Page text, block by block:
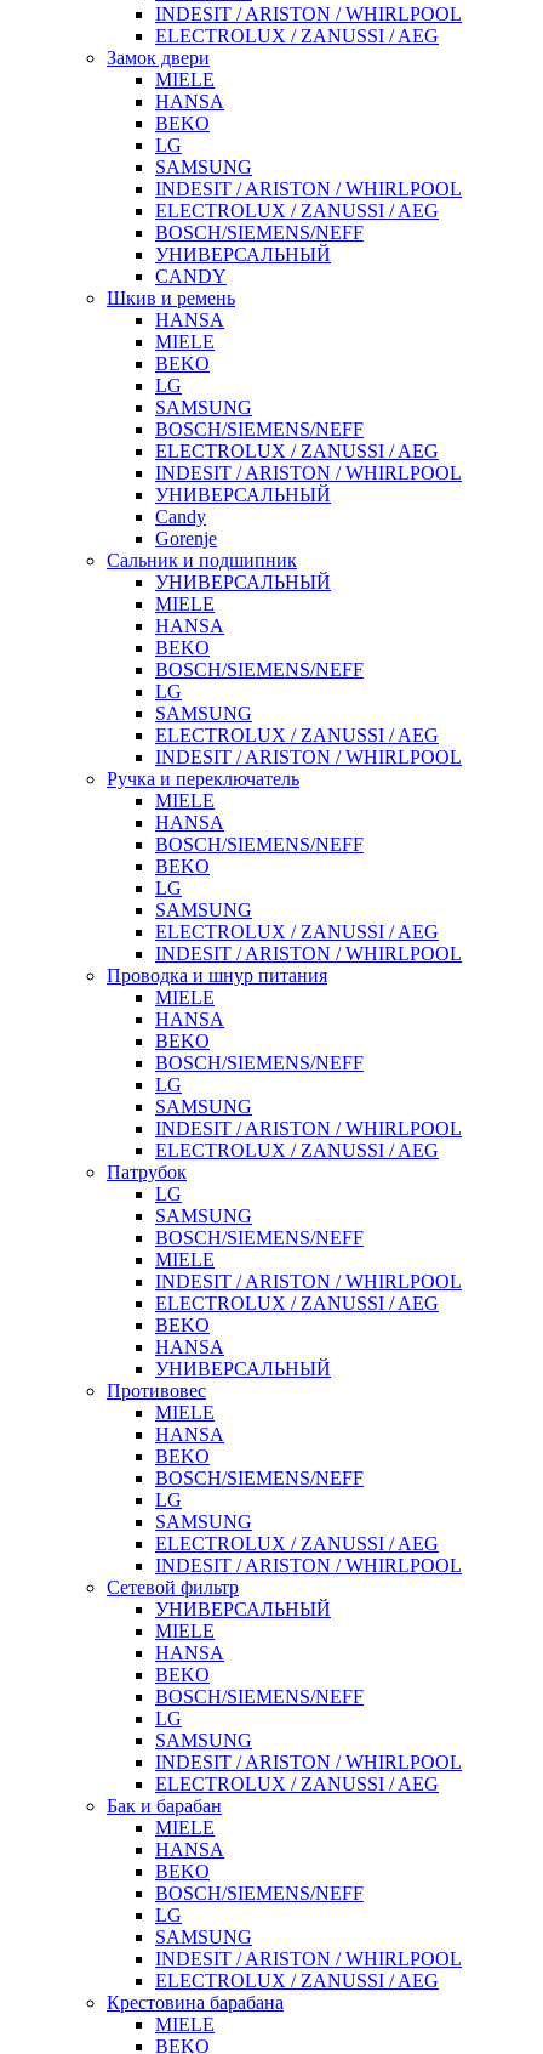
INDESIT / ARISTON / WHIRLPOOL
ELECTROLUX / ZANUSSI / AEG
Замок двери
MIELE
HANSA
BEKO
LG
SAMSUNG
INDESIT / ARISTON / WHIRLPOOL
ELECTROLUX / ZANUSSI / AEG
BOSCH/SIEMENS/NEFF
УНИВЕРСАЛЬНЫЙ
CANDY
Шкив и ремень
HANSA
MIELE
BEKO
LG
SAMSUNG
BOSCH/SIEMENS/NEFF
ELECTROLUX / ZANUSSI / AEG
INDESIT / ARISTON / WHIRLPOOL
УНИВЕРСАЛЬНЫЙ
Candy
Gorenje
Сальник и подшипник
УНИВЕРСАЛЬНЫЙ
MIELE
HANSA
BEKO
BOSCH/SIEMENS/NEFF
LG
SAMSUNG
ELECTROLUX / ZANUSSI / AEG
INDESIT / ARISTON / WHIRLPOOL
Ручка и переключатель
MIELE
HANSA
BOSCH/SIEMENS/NEFF
BEKO
LG
SAMSUNG
ELECTROLUX / ZANUSSI / AEG
INDESIT / ARISTON / WHIRLPOOL
Проводка и шнур питания
MIELE
HANSA
BEKO
BOSCH/SIEMENS/NEFF
LG
SAMSUNG
INDESIT / ARISTON / WHIRLPOOL
ELECTROLUX / ZANUSSI / AEG
Патрубок
LG
SAMSUNG
BOSCH/SIEMENS/NEFF
MIELE
INDESIT / ARISTON / WHIRLPOOL
ELECTROLUX / ZANUSSI / AEG
BEKO
HANSA
УНИВЕРСАЛЬНЫЙ
Противовес
MIELE
HANSA
BEKO
BOSCH/SIEMENS/NEFF
LG
SAMSUNG
ELECTROLUX / ZANUSSI / AEG
INDESIT / ARISTON / WHIRLPOOL
Сетевой фильтр
УНИВЕРСАЛЬНЫЙ
MIELE
HANSA
BEKO
BOSCH/SIEMENS/NEFF
LG
SAMSUNG
INDESIT / ARISTON / WHIRLPOOL
ELECTROLUX / ZANUSSI / AEG
Бак и барабан
MIELE
HANSA
BEKO
BOSCH/SIEMENS/NEFF
LG
SAMSUNG
INDESIT / ARISTON / WHIRLPOOL
ELECTROLUX / ZANUSSI / AEG
Крестовина барабана
MIELE
BEKO